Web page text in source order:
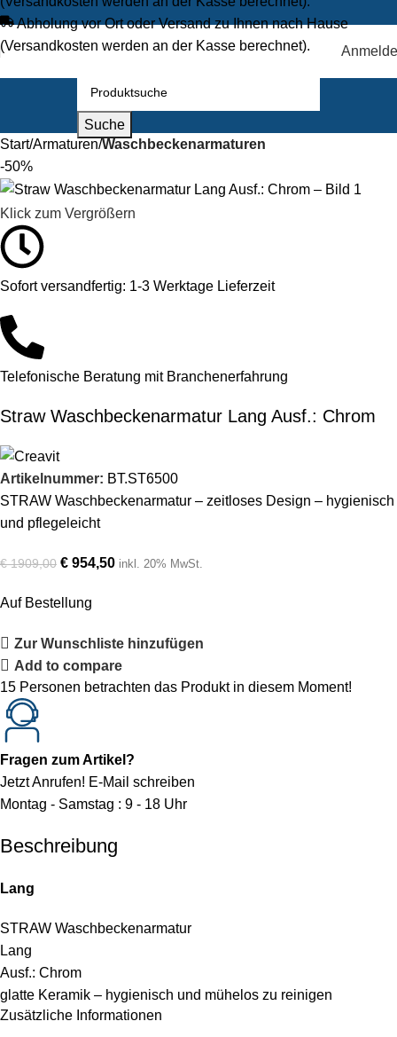
Abholung vor Ort oder Versand zu Ihnen nach Hause
(Versandkosten werden an der Kasse berechnet).
Suche
Start Armaturen Waschbeckenarmaturen
-50%
Klick zum Vergrößern
Sofort versandfertig: 1-3 Werktage Lieferzeit
Telefonische Beratung mit Branchenerfahrung
Straw Waschbeckenarmatur Lang Ausf.: Chrom
Artikelnummer: BT.ST6500
STRAW Waschbeckenarmatur – zeitloses Design – hygienisch
und pflegeleicht
€1909,00 € 954,50 inkl. 20% MwSt.
Auf Bestellung
Zur Wunschliste hinzufügen
Add to compare
15 Personen betrachten das Produkt in diesem Moment!
Fragen zum Artikel?
Jetzt Anrufen! E-Mail schreiben
Montag - Samstag : 9 - 18 Uhr
Beschreibung
Lang
STRAW Waschbeckenarmatur
Lang
Ausf.: Chrom
glatte Keramik – hygienisch und mühelos zu reinigen
Zusätzliche Informationen